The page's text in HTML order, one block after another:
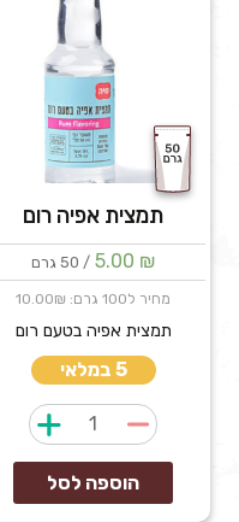
תמצית אפיה רום
5.00 ₪ / 50 גרם
מחיר ל100 גרם: 10.00₪
תמצית אפיה בטעם רום
5 במלאי
כמות
של
תמצית
אפיה
הוספה לסל